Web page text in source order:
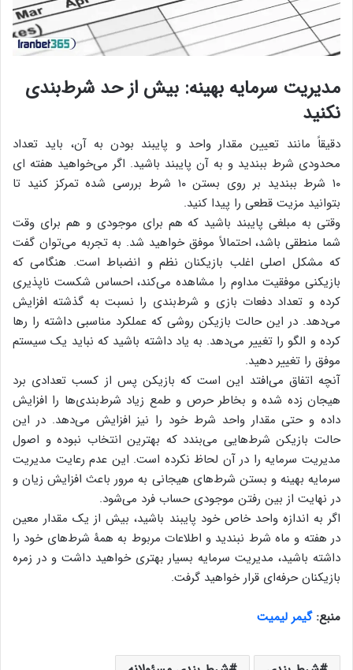
مدیریت سرمایه بهینه: بیش از حد شرط‌بندی
نکنید
دقیقاً مانند تعیین مقدار واحد و پایبند بودن به آن، باید تعداد
محدودی شرط ببندید و به آن پایبند باشید. اگر می‌خواهید هفته ای
۱۰ شرط ببندید بر روی بستن ۱۰ شرط بررسی شده تمرکز کنید تا
بتوانید مزیت قطعی را پیدا کنید.
وقتی به مبلغی پایبند باشید که هم برای موجودی و هم برای وقت
شما منطقی باشد، احتمالاً موفق خواهید شد. به تجربه می‌توان گفت
که مشکل اصلی اغلب بازیکنان نظم و انضباط است. هنگامی ‌که
بازیکنی موفقیت مداوم را مشاهده می‌کند، احساس شکست ناپذیری
کرده و تعداد دفعات بازی و شرط‌بندی‌ را نسبت به گذشته افزایش
می‌دهد. در این حالت بازیکن روشی که عملکرد مناسبی داشته را رها
کرده و الگو را تغییر می‌دهد. به یاد داشته باشید که نباید یک سیستم
موفق را تغییر دهید.
آنچه اتفاق می‌افتد این است که بازیکن پس از کسب تعدادی برد
هیجان زده شده و بخاطر حرص و طمع زیاد شرط‌بندی‌ها را افزایش
داده و حتی مقدار واحد شرط خود را نیز افزایش می‌دهد. در این
حالت بازیکن شرط‌هایی می‌بندد که بهترین انتخاب نبوده و اصول
مدیریت سرمایه را در آن لحاظ نکرده است. این عدم رعایت مدیریت
سرمایه بهینه و بستن شرط‌های هیجانی به مرور باعث افزایش زیان و
در نهایت از بین رفتن موجودی حساب فرد می‌شود.
اگر به اندازه واحد خاص خود پایبند باشید، بیش از یک مقدار معین
در هفته و ماه شرط نبندید و اطلاعات مربوط به همۀ شرط‌های خود را
داشته باشید، مدیریت سرمایه بسیار بهتری خواهید داشت و در زمره
بازیکنان حرفه‌ای قرار خواهید گرفت.
منبع:گیمر لیمیت